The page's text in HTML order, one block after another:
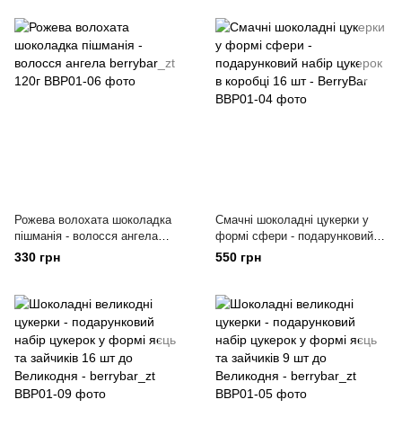
Рожева волохата шоколадка
пішманія - волосся ангела
berrybar_zt 120г
330 грн
Смачні шоколадні цукерки у
формі сфери - подарунковий
набір цукерок в коробці 16 шт -
BerryBar
550 грн